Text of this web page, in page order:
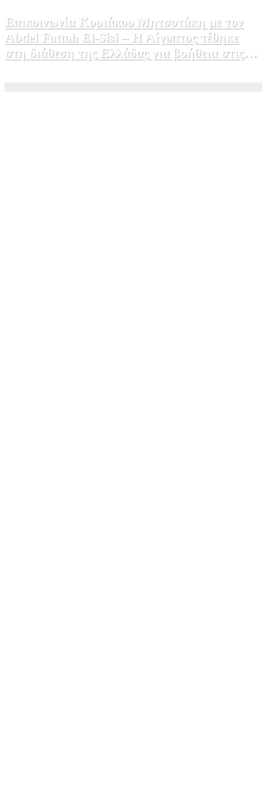
Επικοινωνία Κυριάκου Μητσοτάκη με τον
Abdel Fattah El-Sisi – Η Αίγυπτος τέθηκε
στη διάθεση της Ελλάδας για βοήθεια στις